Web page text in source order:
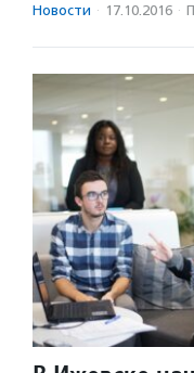
Новости · 17.10.2016 ·